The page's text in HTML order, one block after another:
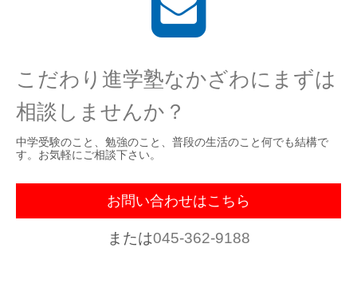
こだわり進学塾なかざわにまずは
相談しませんか？
中学受験のこと、勉強のこと、普段の生活のこと何でも結構で
す。お気軽にご相談下さい。
お問い合わせはこちら
または045-362-9188